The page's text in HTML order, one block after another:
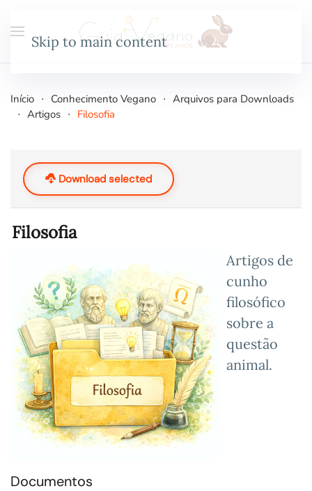
Skip to main content
Início Conhecimento Vegano
Arquivos para Downloads
Artigos
Filosofia
Download selected
Filosofia
Artigos de
cunho
filosófico
sobre a
questão
animal.
Documentos